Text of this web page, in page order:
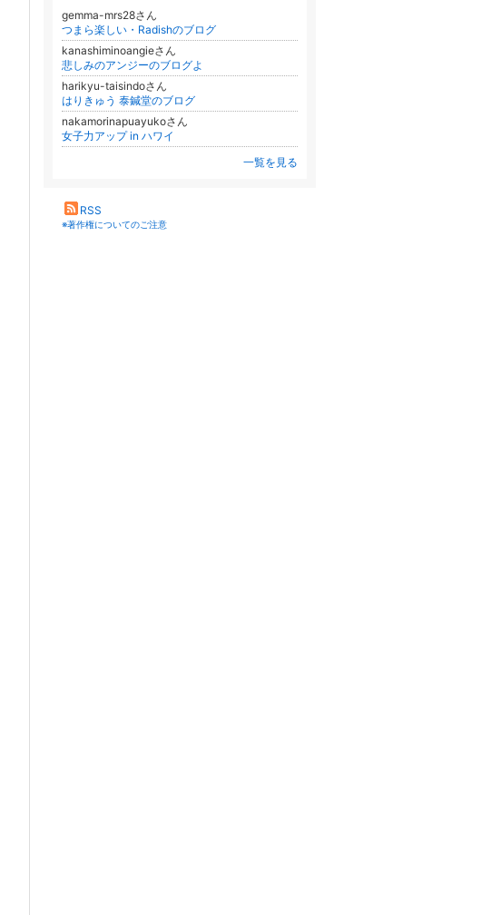
gemma-mrs28さん
つまら楽しい・Radishのブログ
kanashiminoangieさん
悲しみのアンジーのブログよ
harikyu-taisindoさん
はりきゅう 泰鍼堂のブログ
nakamorinapuayukoさん
女子力アップ in ハワイ
一覧を見る
RSS
※著作権についてのご注意